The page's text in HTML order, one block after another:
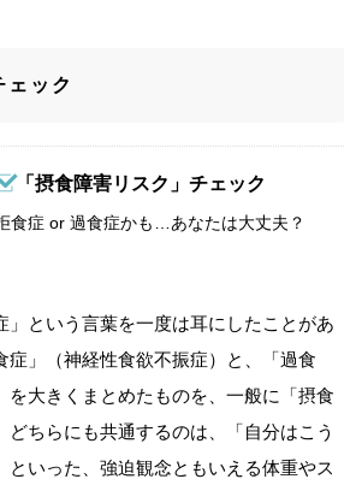
ェック
「摂食障害リスク」チェック
食症 or 過食症かも…あなたは大丈夫？
」という言葉を一度は耳にしたことがあ
症」（神経性食欲不振症）と、「過食
を大きくまとめたものを、一般に「摂食
どちらにも共通するのは、「自分はこう
といった、強迫観念ともいえる体重やス